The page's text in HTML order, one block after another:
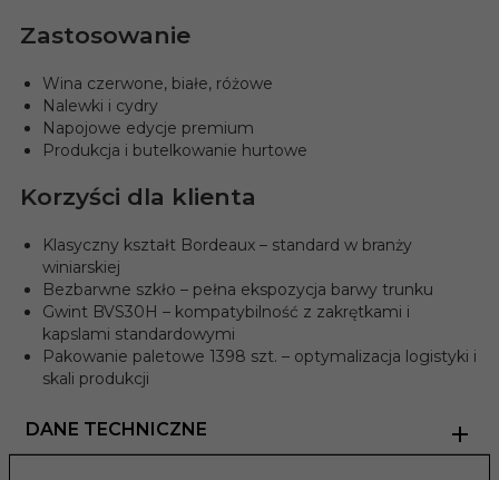
Zastosowanie
Wina czerwone, białe, różowe
Nalewki i cydry
Napojowe edycje premium
Produkcja i butelkowanie hurtowe
Korzyści dla klienta
Klasyczny kształt Bordeaux – standard w branży
winiarskiej
Bezbarwne szkło – pełna ekspozycja barwy trunku
Gwint BVS30H – kompatybilność z zakrętkami i
kapslami standardowymi
Pakowanie paletowe 1398 szt. – optymalizacja logistyki i
skali produkcji
DANE TECHNICZNE